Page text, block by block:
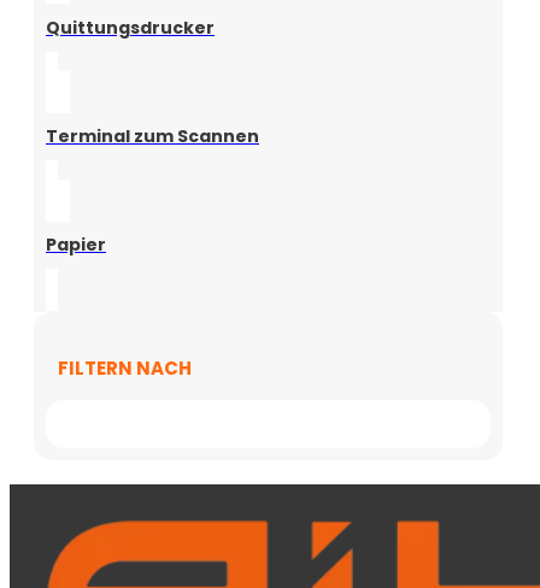
Quittungsdrucker
Terminal zum Scannen
Papier
FILTERN NACH